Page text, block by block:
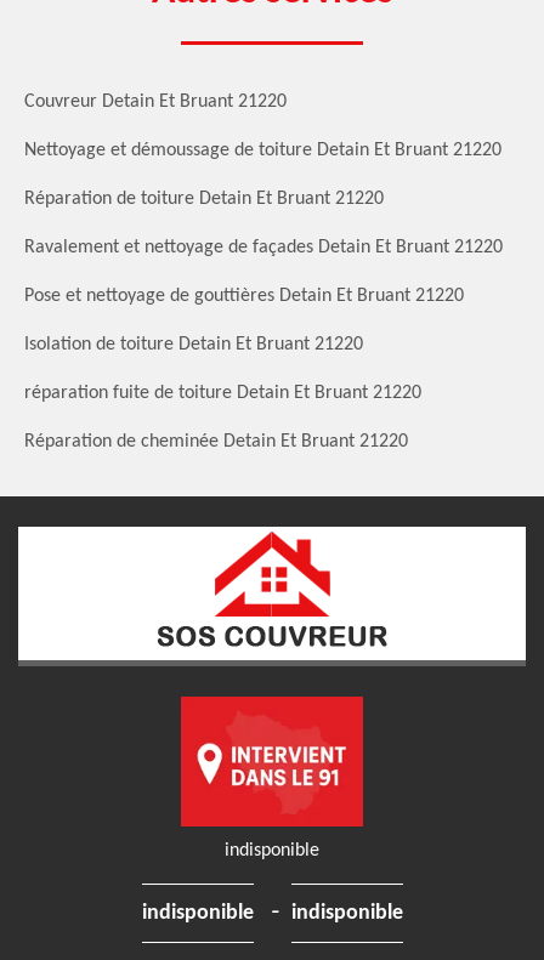
Couvreur Detain Et Bruant 21220
Nettoyage et démoussage de toiture Detain Et Bruant 21220
Réparation de toiture Detain Et Bruant 21220
Ravalement et nettoyage de façades Detain Et Bruant 21220
Pose et nettoyage de gouttières Detain Et Bruant 21220
Isolation de toiture Detain Et Bruant 21220
réparation fuite de toiture Detain Et Bruant 21220
Réparation de cheminée Detain Et Bruant 21220
indisponible
indisponible - indisponible